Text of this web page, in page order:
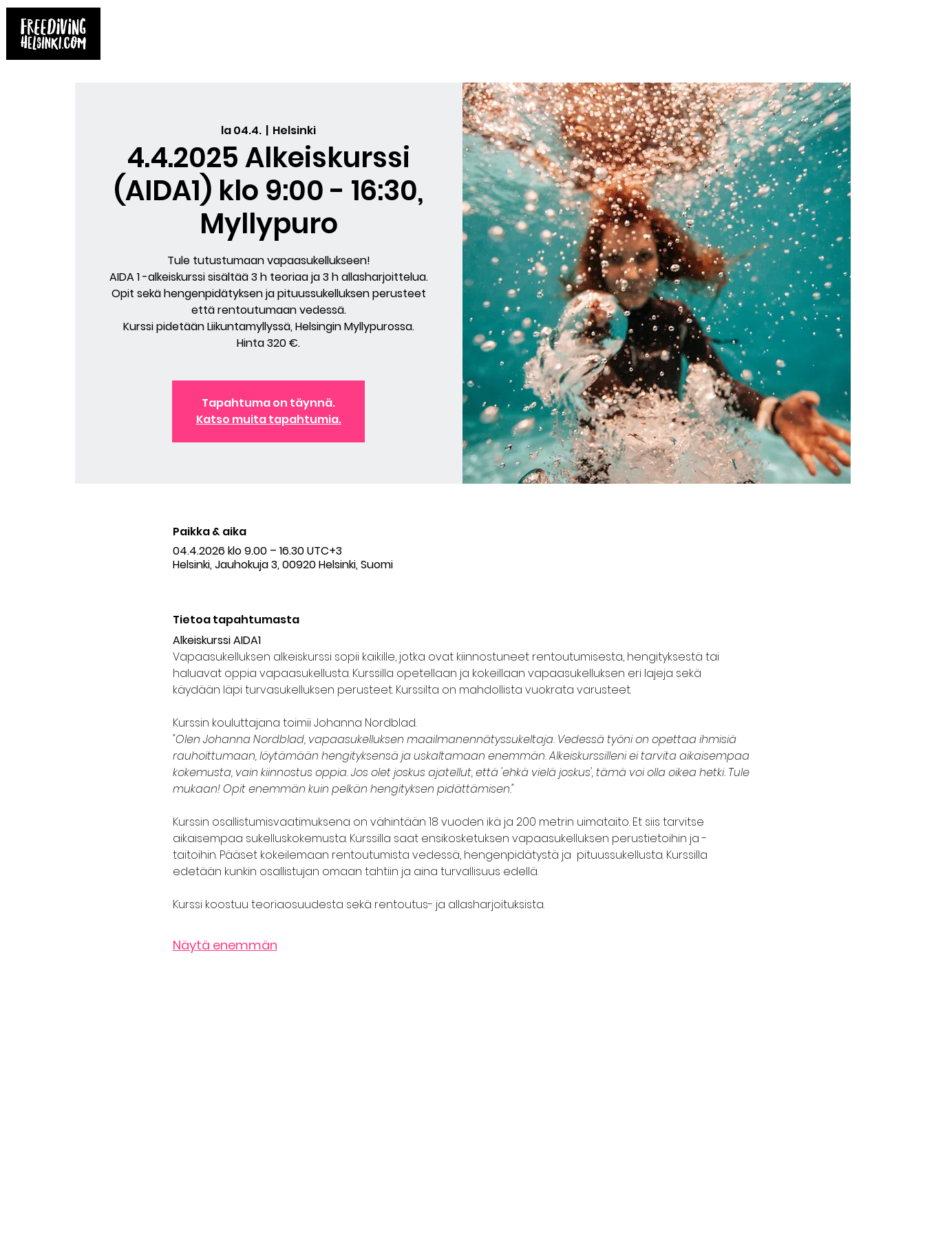
la 04.4.
  |
Helsinki
4.4.2025 Alkeiskurssi
(AIDA1) klo 9:00 - 16:30,
Myllypuro
Tule tutustumaan vapaasukellukseen!
AIDA 1 -alkeiskurssi sisältää 3 h teoriaa ja 3 h allasharjoittelua.
Opit sekä hengenpidätyksen ja pituussukelluksen perusteet
että rentoutumaan vedessä.
Kurssi pidetään Liikuntamyllyssä, Helsingin Myllypurossa.
Hinta 320 €.
Tapahtuma on täynnä.
Katso muita tapahtumia.
Paikka & aika
04.4.2026 klo 9.00 – 16.30 UTC+3
Helsinki, Jauhokuja 3, 00920 Helsinki, Suomi
Tietoa tapahtumasta
Alkeiskurssi AIDA1
Vapaasukelluksen alkeiskurssi sopii kaikille, jotka ovat kiinnostuneet rentoutumisesta, hengityksestä tai
haluavat oppia vapaasukellusta. Kurssilla opetellaan ja kokeillaan vapaasukelluksen eri lajeja sekä
käydään läpi turvasukelluksen perusteet. Kurssilta on mahdollista vuokrata varusteet.
Kurssin kouluttajana toimii Johanna Nordblad.
"Olen Johanna Nordblad, vapaasukelluksen maailmanennätyssukeltaja. Vedessä työni on opettaa ihmisiä
rauhoittumaan, löytämään hengityksensä ja uskaltamaan enemmän. Alkeiskurssilleni ei tarvita aikaisempaa
kokemusta, vain kiinnostus oppia. Jos olet joskus ajatellut, että 'ehkä vielä joskus', tämä voi olla oikea hetki. Tule
mukaan! Opit enemmän kuin pelkän hengityksen pidättämisen."
Kurssin osallistumisvaatimuksena on vähintään 18 vuoden ikä ja 200 metrin uimataito. Et siis tarvitse
aikaisempaa sukelluskokemusta. Kurssilla saat ensikosketuksen vapaasukelluksen perustietoihin ja -
taitoihin. Pääset kokeilemaan rentoutumista vedessä, hengenpidätystä ja  pituussukellusta. Kurssilla
edetään kunkin osallistujan omaan tahtiin ja aina turvallisuus edellä.
Kurssi koostuu teoriaosuudesta sekä rentoutus- ja allasharjoituksista.
Näytä enemmän